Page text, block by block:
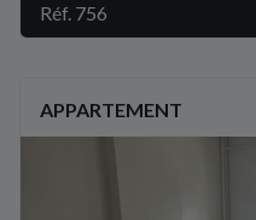
Réf. 756
APPARTEMENT